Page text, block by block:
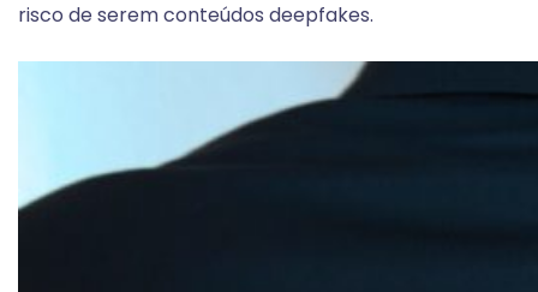
risco de serem conteúdos deepfakes.